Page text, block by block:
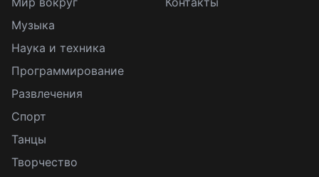
Музыка
Наука и техника
Программирование
Развлечения
Спорт
Танцы
Творчество